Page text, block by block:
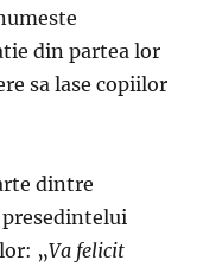
din partea lor
sa lase copiilor
dintre
„Va felicit